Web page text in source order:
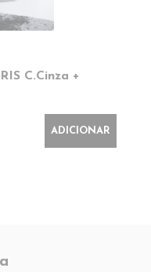
C.Cinza +
ADICIONAR